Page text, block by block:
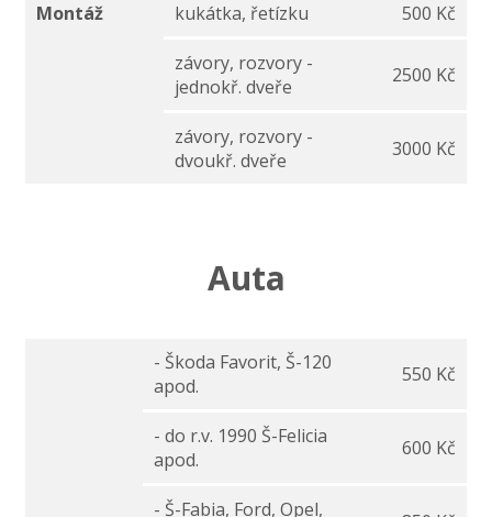
Montáž kukátka, řetízku 500 Kč
závory, rozvory -
jednokř. dveře
2500 Kč
závory, rozvory -
dvoukř. dveře
3000 Kč
Auta
- Škoda Favorit, Š-120
apod.
550 Kč
- do r.v. 1990 Š-Felicia
apod.
600 Kč
- Š-Fabia, Ford, Opel,